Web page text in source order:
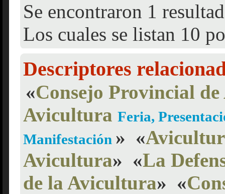
Se encontraron 1
Los cuales se listan 10
Descriptores
«Consejo Provincial
Avicultura Feria,
Manifestación » «
Avicultura» «La
de la Avicultura» «